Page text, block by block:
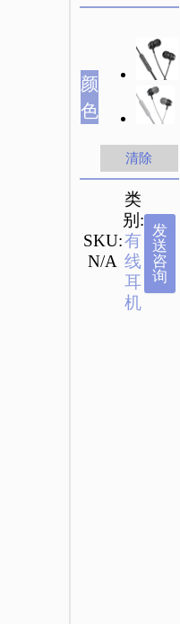
颜
色
清除
SKU:
N/A
类
别:
有
线
耳
机
发
送
咨
询